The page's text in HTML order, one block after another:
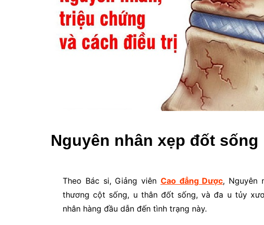
Nguyên nhân xẹp đốt sống
Theo Bác si, Giảng viên Cao đẳng Dược, Nguyên
thương cột sống, u thân đốt sống, và đa u tủy
nhân hàng đầu dẫn đến tình trạng này.